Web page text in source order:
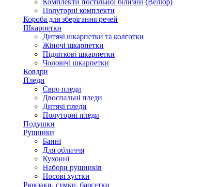
Комплекти постільної білизни (Велюр)
Полуторні комплекти
Короба для зберігання речей
Шкарпетки
Дитячі шкарпетки та колготки
Жіночі шкарпетки
Підліткові шкарпетки
Чоловічі шкарпетки
Ковдри
Пледи
Євро пледи
Двоспальні пледи
Дитячі пледи
Полуторні пледи
Подушки
Рушники
Банні
Для обличчя
Кухонні
Набори рушників
Носові хустки
Рюкзаки, сумки, барсетки